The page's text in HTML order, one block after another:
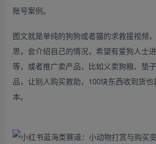
账号案例。
图文就是单纯的狗狗或者猫的求救援视频
思，会介绍自己的情况，希望有爱狗人士
等，或者推广卖产品，比如义卖狗粮、垫
品，让别人购买救助，100块东西收到货
本。